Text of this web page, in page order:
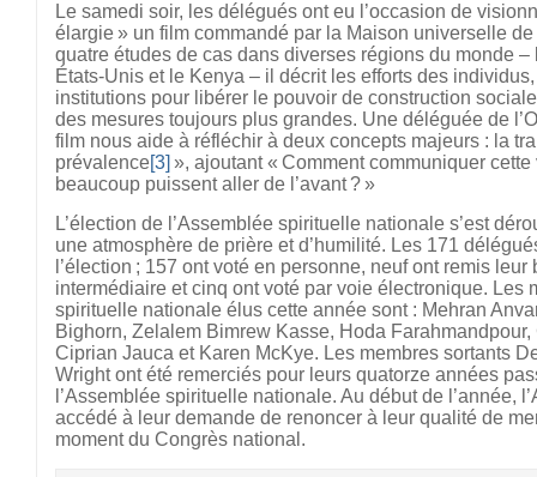
Le samedi soir, les délégués ont eu l’occasion de
élargie » un film commandé par la Maison universelle
quatre études de cas dans diverses régions du monde
États-Unis et le Kenya – il décrit les efforts des
institutions pour libérer le pouvoir de construction
des mesures toujours plus grandes. Une déléguée de
film nous aide à réfléchir à deux concepts majeurs : la
prévalence[3] », ajoutant « Comment communiquer
beaucoup puissent aller de l’avant ? »
L’élection de l’Assemblée spirituelle nationale s’est
une atmosphère de prière et d’humilité. Les 171
l’élection ; 157 ont voté en personne, neuf ont remis
intermédiaire et cinq ont voté par voie électronique. Les
spirituelle nationale élus cette année sont : Mehran
Bighorn, Zelalem Bimrew Kasse, Hoda
Ciprian Jauca et Karen McKye. Les membres sortants
Wright ont été remerciés pour leurs quatorze années
l’Assemblée spirituelle nationale. Au début de l’année,
accédé à leur demande de renoncer à leur qualité de
moment du Congrès national.